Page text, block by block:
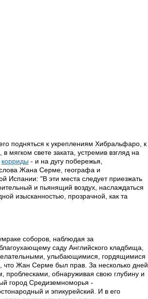
подняться к укреплениям Хибральфаро, к
мягком свете заката, устремив взгляд на
корриды - и на дугу побережья,
Жана Серме, географа и
Испании: "В эти места следует приезжать
и пьянящий воздух, наслаждаться
изысканностью, прозрачной, как та
соборов, наблюдая за
саду Английского кладбища,
улыбающимися, гордящимися
Жан Серме был прав. За несколько дней
проблесками, обнаруживая свою глубину и
город Средиземноморья -
и эпикурейский. И в его